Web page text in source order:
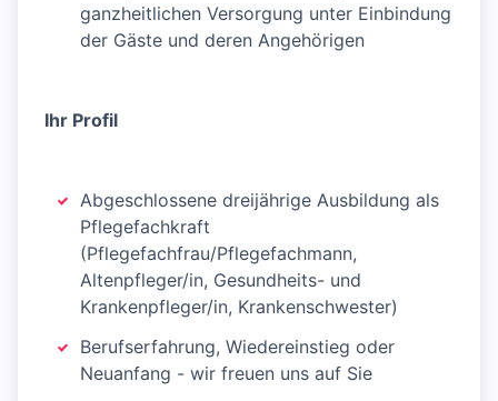
ganzheitlichen Versorgung unter Einbindung
der Gäste und deren Angehörigen
Ihr Profil
Abgeschlossene dreijährige Ausbildung als
Pflegefachkraft
(Pflegefachfrau/Pflegefachmann,
Altenpfleger/in, Gesundheits- und
Krankenpfleger/in, Krankenschwester)
Berufserfahrung, Wiedereinstieg oder
Neuanfang - wir freuen uns auf Sie